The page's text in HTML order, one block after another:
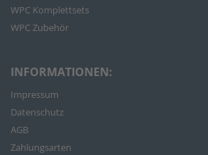
WPC Komplettsets
WPC Zubehör
INFORMATIONEN:
Impressum
Datenschutz
AGB
Zahlungsarten